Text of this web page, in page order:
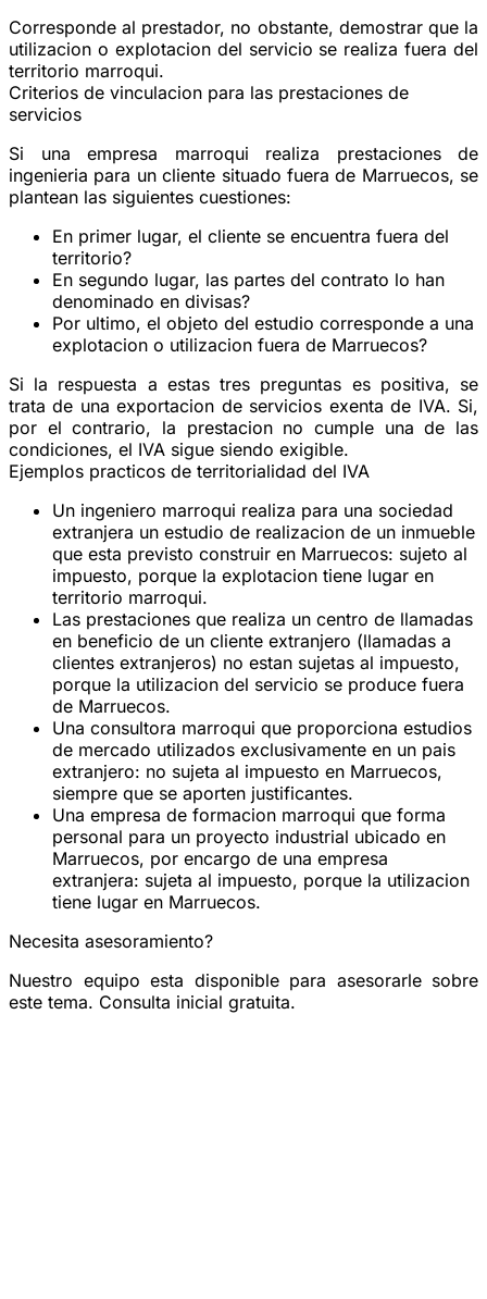
Corresponde al prestador, no obstante, demostrar que la
utilizacion o explotacion del servicio se realiza fuera del
territorio marroqui.
Criterios de vinculacion para las prestaciones de
servicios
Si una empresa marroqui realiza prestaciones de
ingenieria para un cliente situado fuera de Marruecos, se
plantean las siguientes cuestiones:
En primer lugar, el cliente se encuentra fuera del
territorio?
En segundo lugar, las partes del contrato lo han
denominado en divisas?
Por ultimo, el objeto del estudio corresponde a una
explotacion o utilizacion fuera de Marruecos?
Si la respuesta a estas tres preguntas es positiva, se
trata de una exportacion de servicios exenta de IVA. Si,
por el contrario, la prestacion no cumple una de las
condiciones, el IVA sigue siendo exigible.
Ejemplos practicos de territorialidad del IVA
Un ingeniero marroqui realiza para una sociedad
extranjera un estudio de realizacion de un inmueble
que esta previsto construir en Marruecos: sujeto al
impuesto, porque la explotacion tiene lugar en
territorio marroqui.
Las prestaciones que realiza un centro de llamadas
en beneficio de un cliente extranjero (llamadas a
clientes extranjeros) no estan sujetas al impuesto,
porque la utilizacion del servicio se produce fuera
de Marruecos.
Una consultora marroqui que proporciona estudios
de mercado utilizados exclusivamente en un pais
extranjero: no sujeta al impuesto en Marruecos,
siempre que se aporten justificantes.
Una empresa de formacion marroqui que forma
personal para un proyecto industrial ubicado en
Marruecos, por encargo de una empresa
extranjera: sujeta al impuesto, porque la utilizacion
tiene lugar en Marruecos.
Necesita asesoramiento?
Nuestro equipo esta disponible para asesorarle sobre
este tema. Consulta inicial gratuita.